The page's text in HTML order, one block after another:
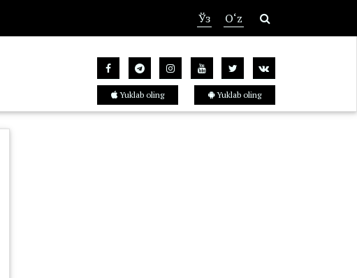
Ўз O‘z
Yuklab oling Yuklab oling